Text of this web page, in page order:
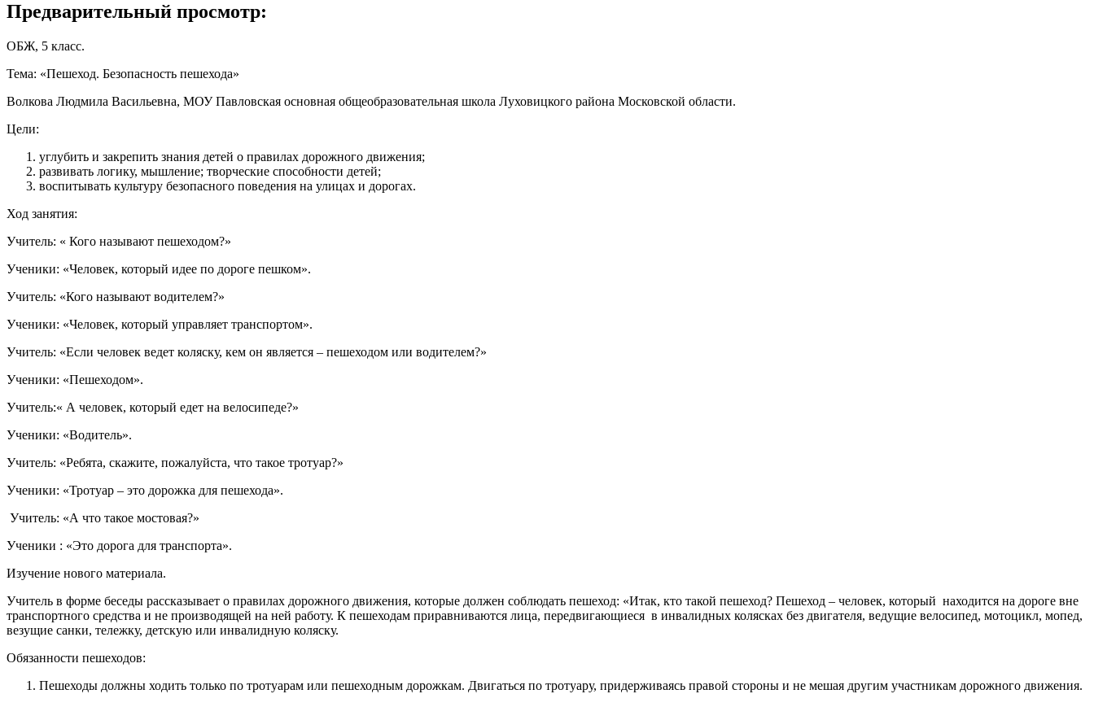
Предварительный просмотр:
ОБЖ, 5 класс.
Тема: «Пешеход. Безопасность пешехода»
Волкова Людмила Васильевна, МОУ Павловская основная общеобразовательная школа Луховицкого района Московской области.
Цели:
углубить и закрепить знания детей о правилах дорожного движения;
развивать логику, мышление; творческие способности детей;
воспитывать культуру безопасного поведения на улицах и дорогах.
Ход занятия:
Учитель: « Кого называют пешеходом?»
Ученики: «Человек, который идее по дороге пешком».
Учитель: «Кого называют водителем?»
Ученики: «Человек, который управляет транспортом».
Учитель: «Если человек ведет коляску, кем он является – пешеходом или водителем?»
Ученики: «Пешеходом».
Учитель:« А человек, который едет на велосипеде?»
Ученики: «Водитель».
Учитель: «Ребята, скажите, пожалуйста, что такое тротуар?»
Ученики: «Тротуар – это дорожка для пешехода».
Учитель: «А что такое мостовая?»
Ученики : «Это дорога для транспорта».
Изучение нового материала.
Учитель в форме беседы рассказывает о правилах дорожного движения, которые должен соблюдать пешеход: «Итак, кто такой пешеход? Пешеход – человек, который находится на дороге вне
транспортного средства и не производящей на ней работу. К пешеходам приравниваются лица, передвигающиеся в инвалидных колясках без двигателя, ведущие велосипед, мотоцикл, мопед,
везущие санки, тележку, детскую или инвалидную коляску.
Обязанности пешеходов:
Пешеходы должны ходить только по тротуарам или пешеходным дорожкам. Двигаться по тротуару, придерживаясь правой стороны и не мешая другим участникам дорожного движения.